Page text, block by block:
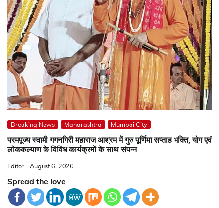
Breaking News Maharashtra Mumbai City
परमपूज्य स्वामी गगनगिरी महाराज आश्रम में गुरु पूर्णिमा सप्ताह भक्ति, योग एवं
लोककल्याण के विविध कार्यक्रमों के साथ संपन्न
Editor August 6, 2026
Spread the love